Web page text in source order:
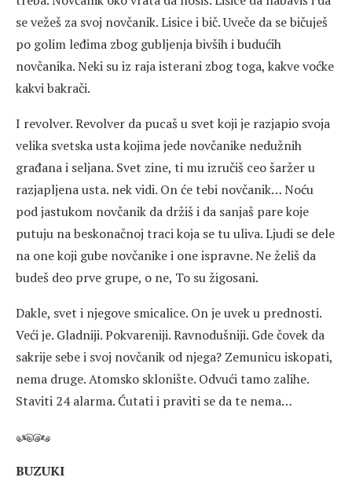
se vežeš za svoj novčanik. Lisice i bič. Uveče da se bičuješ
po golim leđima zbog gubljenja bivših i budućih
novčanika. Neki su iz raja isterani zbog toga, kakve voćke
kakvi bakrači.
I revolver. Revolver da pucaš u svet koji je razjapio svoja
velika svetska usta kojima jede novčanike nedužnih
građana i seljana. Svet zine, ti mu izručiš ceo šaržer u
razjapljena usta. nek vidi. On će tebi novčanik… Noću
pod jastukom novčanik da držiš i da sanjaš pare koje
putuju na beskonačnoj traci koja se tu uliva. Ljudi se dele
na one koji gube novčanike i one ispravne. Ne želiš da
budeš deo prve grupe, o ne, To su žigosani.
Dakle, svet i njegove smicalice. On je uvek u prednosti.
Veći je. Gladniji. Pokvareniji. Ravnodušniji. Gde čovek da
sakrije sebe i svoj novčanik od njega? Zemunicu iskopati,
nema druge. Atomsko sklonište. Odvući tamo zalihe.
Staviti 24 alarma. Ćutati i praviti se da te nema…
BUZUKI